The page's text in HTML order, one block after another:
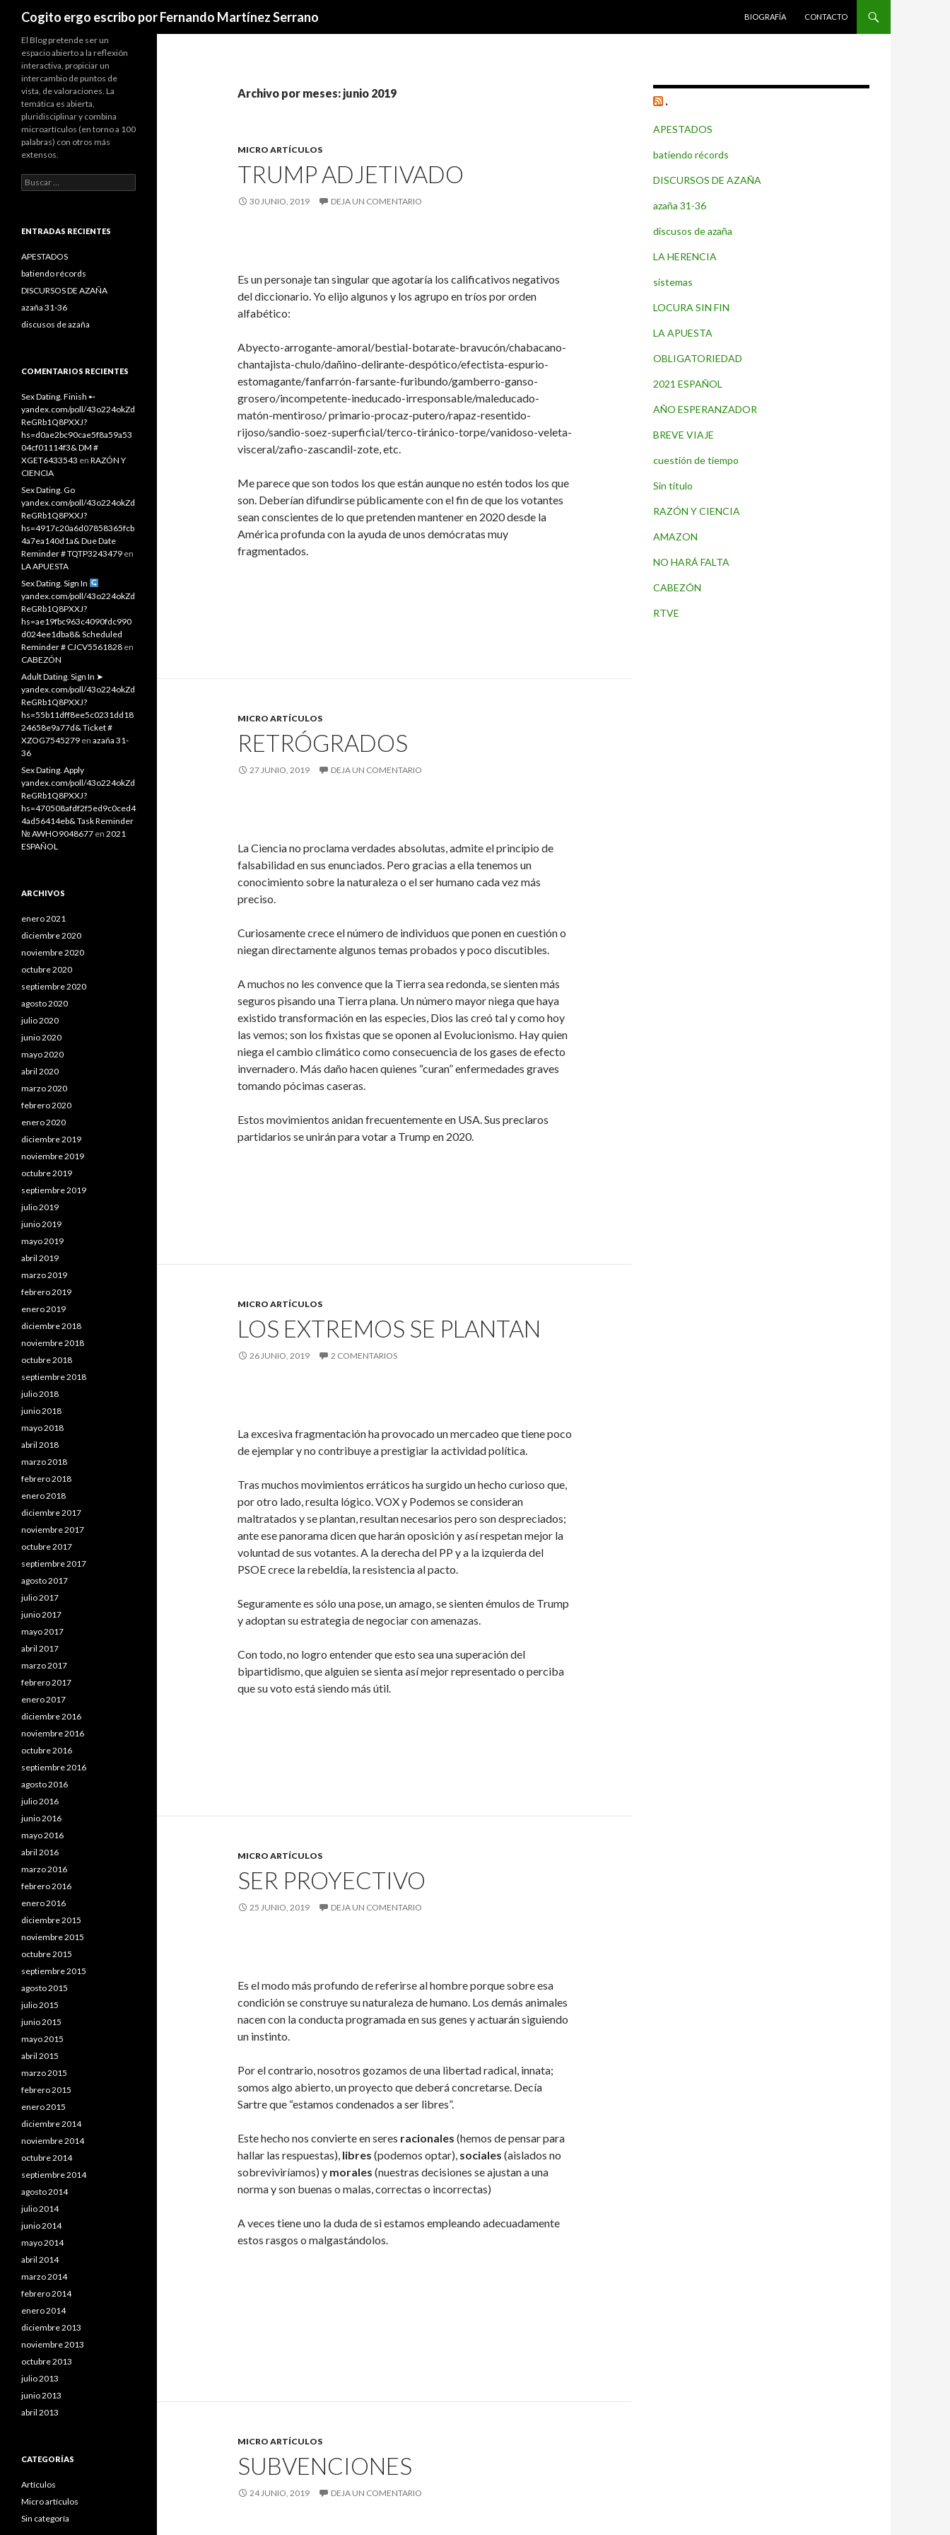
Cogito ergo escribo por Fernando Martínez Serrano
BIOGRAFÍA
CONTACTO
Archivo por meses: junio 2019
MICRO ARTÍCULOS
TRUMP ADJETIVADO
30 JUNIO, 2019 DEJA UN COMENTARIO
Es un personaje tan singular que agotaría los calificativos negativos
del diccionario. Yo elijo algunos y los agrupo en tríos por orden
alfabético:
Abyecto-arrogante-amoral/bestial-botarate-bravucón/chabacano-
chantajista-chulo/dañino-delirante-despótico/efectista-espurio-
estomagante/fanfarrón-farsante-furibundo/gamberro-ganso-
grosero/incompetente-ineducado-irresponsable/maleducado-
matón-mentiroso/ primario-procaz-putero/rapaz-resentido-
rijoso/sandio-soez-superficial/terco-tiránico-torpe/vanidoso-veleta-
visceral/zafio-zascandil-zote, etc.
Me parece que son todos los que están aunque no estén todos los que
son. Deberían difundirse públicamente con el fin de que los votantes
sean conscientes de lo que pretenden mantener en 2020 desde la
América profunda con la ayuda de unos demócratas muy
fragmentados.
MICRO ARTÍCULOS
RETRÓGRADOS
27 JUNIO, 2019 DEJA UN COMENTARIO
La Ciencia no proclama verdades absolutas, admite el principio de
falsabilidad en sus enunciados. Pero gracias a ella tenemos un
conocimiento sobre la naturaleza o el ser humano cada vez más
preciso.
Curiosamente crece el número de individuos que ponen en cuestión o
niegan directamente algunos temas probados y poco discutibles.
A muchos no les convence que la Tierra sea redonda, se sienten más
seguros pisando una Tierra plana. Un número mayor niega que haya
existido transformación en las especies, Dios las creó tal y como hoy
las vemos; son los fixistas que se oponen al Evolucionismo. Hay quien
niega el cambio climático como consecuencia de los gases de efecto
invernadero. Más daño hacen quienes “curan” enfermedades graves
tomando pócimas caseras.
Estos movimientos anidan frecuentemente en USA. Sus preclaros
partidarios se unirán para votar a Trump en 2020.
MICRO ARTÍCULOS
LOS EXTREMOS SE PLANTAN
26 JUNIO, 2019 2 COMENTARIOS
La excesiva fragmentación ha provocado un mercadeo que tiene poco
de ejemplar y no contribuye a prestigiar la actividad política.
Tras muchos movimientos erráticos ha surgido un hecho curioso que,
por otro lado, resulta lógico. VOX y Podemos se consideran
maltratados y se plantan, resultan necesarios pero son despreciados;
ante ese panorama dicen que harán oposición y así respetan mejor la
voluntad de sus votantes. A la derecha del PP y a la izquierda del
PSOE crece la rebeldía, la resistencia al pacto.
Seguramente es sólo una pose, un amago, se sienten émulos de Trump
y adoptan su estrategia de negociar con amenazas.
Con todo, no logro entender que esto sea una superación del
bipartidismo, que alguien se sienta así mejor representado o perciba
que su voto está siendo más útil.
MICRO ARTÍCULOS
SER PROYECTIVO
25 JUNIO, 2019 DEJA UN COMENTARIO
Es el modo más profundo de referirse al hombre porque sobre esa
condición se construye su naturaleza de humano. Los demás animales
nacen con la conducta programada en sus genes y actuarán siguiendo
un instinto.
Por el contrario, nosotros gozamos de una libertad radical, innata;
somos algo abierto, un proyecto que deberá concretarse. Decía
Sartre que “estamos condenados a ser libres”.
Este hecho nos convierte en seres racionales (hemos de pensar para
hallar las respuestas), libres (podemos optar), sociales (aislados no
sobreviviríamos) y morales (nuestras decisiones se ajustan a una
norma y son buenas o malas, correctas o incorrectas)
A veces tiene uno la duda de si estamos empleando adecuadamente
estos rasgos o malgastándolos.
MICRO ARTÍCULOS
SUBVENCIONES
24 JUNIO, 2019 DEJA UN COMENTARIO
.
APESTADOS
batiendo récords
DISCURSOS DE AZAÑA
azaña 31-36
discusos de azaña
LA HERENCIA
sistemas
LOCURA SIN FIN
LA APUESTA
OBLIGATORIEDAD
2021 ESPAÑOL
AÑO ESPERANZADOR
BREVE VIAJE
cuestión de tiempo
Sin título
RAZÓN Y CIENCIA
AMAZON
NO HARÁ FALTA
CABEZÓN
RTVE
El Blog pretende ser un
espacio abierto a la reflexión
interactiva, propiciar un
intercambio de puntos de
vista, de valoraciones. La
temática es abierta,
pluridisciplinar y combina
microartículos (en torno a 100
palabras) con otros más
extensos.
B
u
a
:
ENTRADAS RECIENTES
APESTADOS
batiendo récords
DISCURSOS DE AZAÑA
azaña 31-36
discusos de azaña
COMENTARIOS RECIENTES
Sex Dating. Finish ➸
yandex.com/poll/43o224okZd
ReGRb1Q8PXXJ?
hs=d0ae2bc90cae5f8a59a53
04cf01114f3& DM #
XGET6433543 en RAZÓN Y
CIENCIA
Sex Dating. Go
yandex.com/poll/43o224okZd
ReGRb1Q8PXXJ?
hs=4917c20a6d07858365fcb
4a7ea140d1a& Due Date
Reminder # TQTP3243479 en
LA APUESTA
Sex Dating. Sign In
yandex.com/poll/43o224okZd
ReGRb1Q8PXXJ?
hs=ae19fbc963c4090fdc990
d024ee1dba8& Scheduled
Reminder # CJCV5561828 en
CABEZÓN
Adult Dating. Sign In ➤
yandex.com/poll/43o224okZd
ReGRb1Q8PXXJ?
hs=55b11dff8ee5c0231dd18
24658e9a77d& Ticket #
XZOG7545279 en azaña 31-
36
Sex Dating. Apply
yandex.com/poll/43o224okZd
ReGRb1Q8PXXJ?
hs=470508afdf2f5ed9c0ced4
4ad56414eb& Task Reminder
№ AWHO9048677 en 2021
ESPAÑOL
ARCHIVOS
enero 2021
diciembre 2020
noviembre 2020
octubre 2020
septiembre 2020
agosto 2020
julio 2020
junio 2020
mayo 2020
abril 2020
marzo 2020
febrero 2020
enero 2020
diciembre 2019
noviembre 2019
octubre 2019
septiembre 2019
julio 2019
junio 2019
mayo 2019
abril 2019
marzo 2019
febrero 2019
enero 2019
diciembre 2018
noviembre 2018
octubre 2018
septiembre 2018
julio 2018
junio 2018
mayo 2018
abril 2018
marzo 2018
febrero 2018
enero 2018
diciembre 2017
noviembre 2017
octubre 2017
septiembre 2017
agosto 2017
julio 2017
junio 2017
mayo 2017
abril 2017
marzo 2017
febrero 2017
enero 2017
diciembre 2016
noviembre 2016
octubre 2016
septiembre 2016
agosto 2016
julio 2016
junio 2016
mayo 2016
abril 2016
marzo 2016
febrero 2016
enero 2016
diciembre 2015
noviembre 2015
octubre 2015
septiembre 2015
agosto 2015
julio 2015
junio 2015
mayo 2015
abril 2015
marzo 2015
febrero 2015
enero 2015
diciembre 2014
noviembre 2014
octubre 2014
septiembre 2014
agosto 2014
julio 2014
junio 2014
mayo 2014
abril 2014
marzo 2014
febrero 2014
enero 2014
diciembre 2013
noviembre 2013
octubre 2013
julio 2013
junio 2013
abril 2013
CATEGORÍAS
Artículos
Micro artículos
Sin categoría